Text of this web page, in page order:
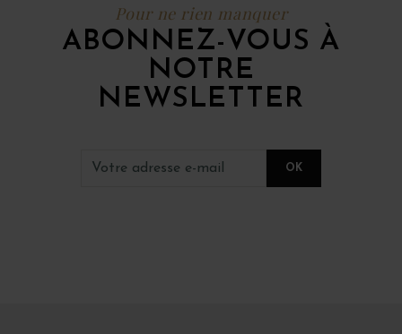
Pour ne rien manquer
ABONNEZ-VOUS À
NOTRE
NEWSLETTER